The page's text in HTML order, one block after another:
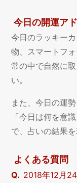
今日の開運ア
今日のラッキー
物、スマートフ
常の中で自然に
い。
また、今日の運
「今日は何を意
で、占いの結果
よくある質問
2018年12月